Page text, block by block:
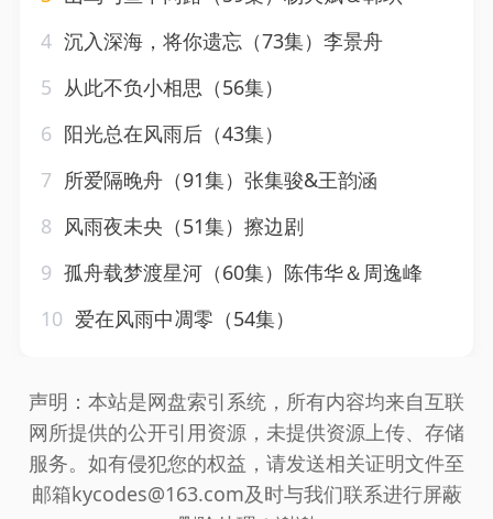
4 沉入深海，将你遗忘（73集）李景舟
5 从此不负小相思（56集）
6 阳光总在风雨后（43集）
7 所爱隔晚舟（91集）张集骏&王韵涵
8 风雨夜未央（51集）擦边剧
9 孤舟载梦渡星河（60集）陈伟华＆周逸峰
10 爱在风雨中凋零（54集）
声明：本站是网盘索引系统，所有内容均来自互联
网所提供的公开引用资源，未提供资源上传、存储
服务。如有侵犯您的权益，请发送相关证明文件至
邮箱kycodes@163.com及时与我们联系进行屏蔽